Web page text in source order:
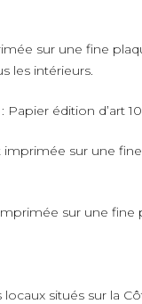
sur une fine
les intérieurs.
: Papier édition d’art
sur une
sur une fine
situés sur la